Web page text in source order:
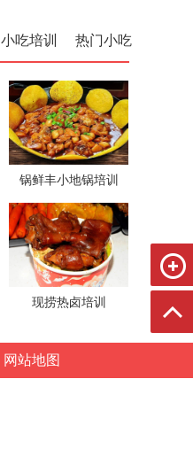
热门小吃
小吃培训
锅鲜丰小地锅培训
现捞热卤培训
网站地图